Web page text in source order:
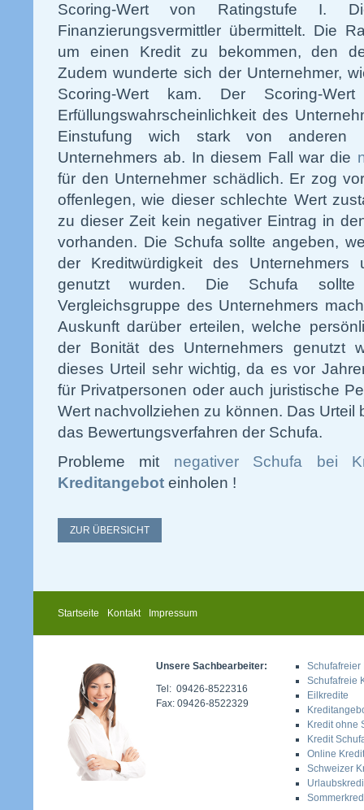
Scoring-Wert von Ratingstufe I.
Finanzierungsvermittler übermittelt. Die
um einen Kredit zu bekommen, den
Zudem wunderte sich der Unternehmer,
Scoring-Wert kam. Der Scoring-
Erfüllungswahrscheinlichkeit des
Einstufung wich stark von anderen
Unternehmers ab. In diesem Fall war die
für den Unternehmer schädlich. Er zog
offenlegen, wie dieser schlechte Wert
zu dieser Zeit kein negativer Eintrag in
vorhanden. Die Schufa sollte angeben,
der Kreditwürdigkeit des Unternehmers
genutzt wurden. Die Schufa
Vergleichsgruppe des Unternehmers
Auskunft darüber erteilen, welche
der Bonität des Unternehmers genutzt
dieses Urteil sehr wichtig, da es vor
für Privatpersonen oder auch juristische
Wert nachvollziehen zu können. Das Urteil
das Bewertungsverfahren der Schufa.
Probleme mit negativer Schufa bei
Kreditangebot einholen !
ZUR ÜBERSICHT
Startseite Kontakt Impressum
Unsere Sachbearbeiter:
Tel: 09426-8522316
Fax: 09426-8522329
Schufafreier
Schufafreie
Eilkredite
Kredit ohne
Kredit
Online Kredit
Schweizer